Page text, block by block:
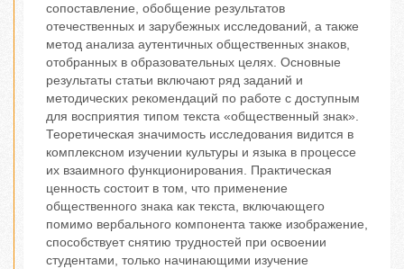
сопоставление, обобщение результатов
отечественных и зарубежных исследований, а также
метод анализа аутентичных общественных знаков,
отобранных в образовательных целях. Основные
результаты статьи включают ряд заданий и
методических рекомендаций по работе с доступным
для восприятия типом текста «общественный знак».
Теоретическая значимость исследования видится в
комплексном изучении культуры и языка в процессе
их взаимного функционирования. Практическая
ценность состоит в том, что применение
общественного знака как текста, включающего
помимо вербального компонента также изображение,
способствует снятию трудностей при освоении
студентами, только начинающими изучение